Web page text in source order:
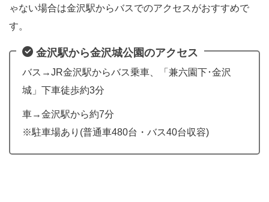
ゃない場合は金沢駅からバスでのアクセスがおすすめで
す。
金沢駅から金沢城公園のアクセス
バス→JR金沢駅からバス乗車、「兼六園下･金沢
城」下車徒歩約3分
車→金沢駅から約7分
※駐車場あり(普通車480台・バス40台収容)